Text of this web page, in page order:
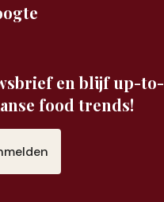
en blijf up-to-
food trends!